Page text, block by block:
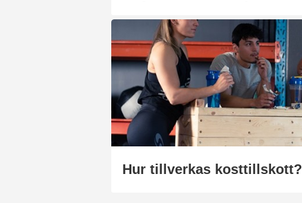
Hur tillverkas kosttillskott?